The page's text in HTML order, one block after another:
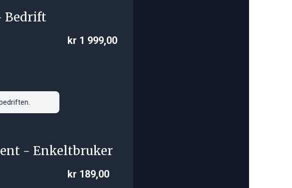
Bedrift
kr 1 999,00
- Enkeltbruker
kr 189,00